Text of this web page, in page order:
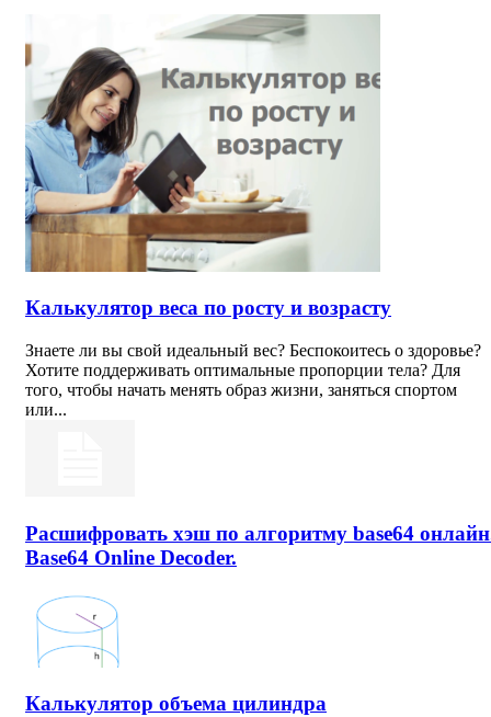
Калькулятор веса по росту и возрасту
Знаете ли вы свой идеальный вес? Беспокоитесь о здоровье?
Хотите поддерживать оптимальные пропорции тела? Для
того, чтобы начать менять образ жизни, заняться спортом
или...
Расшифровать хэш по алгоритму base64
Base64 Online Decoder.
Калькулятор объема цилиндра